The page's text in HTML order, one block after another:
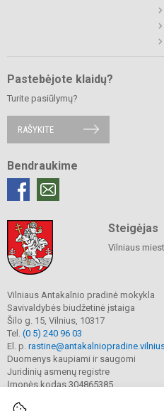
Pastebėjote klaidų?
Turite pasiūlymų?
RAŠYKITE
Bendraukime
Steigėjas
Vilniaus
Vilniaus Antakalnio pradinė mokykla
Savivaldybės biudžetinė įstaiga
Šilo g. 15, Vilnius, 10317
Tel. (0 5) 240 96 03
El. p.
Duomenys kaupiami ir saugomi
Juridinių asmenų registre
Įmonės kodas 304865385